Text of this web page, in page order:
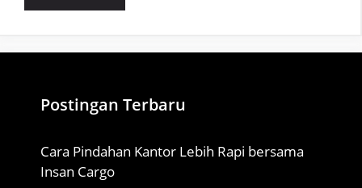
Postingan Terbaru
Cara Pindahan Kantor Lebih Rapi bersama
Insan Cargo